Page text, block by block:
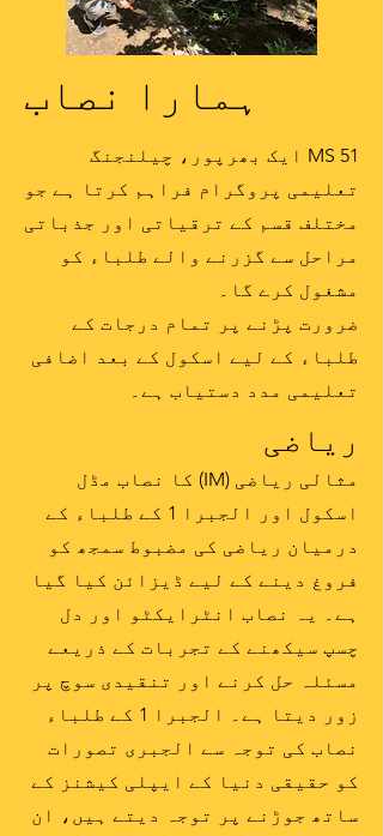
ہمارا نصاب
MS 51 ایک بھرپور، چیلنجنگ
تعلیمی پروگرام فراہم کرتا ہے جو
مختلف قسم کے ترقیاتی اور جذباتی
مراحل سے گزرنے والے طلباء کو
مشغول کرے گا۔
ضرورت پڑنے پر تمام درجات کے
طلباء کے لیے اسکول کے بعد اضافی
تعلیمی مدد دستیاب ہے۔
ریاضی
مثالی ریاضی (IM) کا نصاب مڈل
اسکول اور الجبرا 1 کے طلباء کے
درمیان ریاضی کی مضبوط سمجھ کو
فروغ دینے کے لیے ڈیزائن کیا گیا
ہے۔ یہ نصاب انٹرایکٹو اور دل
چسپ سیکھنے کے تجربات کے ذریعے
مسئلہ حل کرنے اور تنقیدی سوچ پر
زور دیتا ہے۔ الجبرا 1 کے طلباء
نصاب کی توجہ سے الجبری تصورات
کو حقیقی دنیا کے ایپلی کیشنز کے
ساتھ جوڑنے پر توجہ دیتے ہیں، ان